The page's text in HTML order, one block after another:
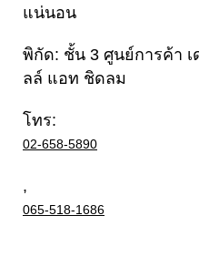
แน่นอน
พิกัด: ชั้น 3 ศูนย์การค้า เ
ลล์ แอท ชิดลม
โทร:
02-658-5890
,
065-518-1686